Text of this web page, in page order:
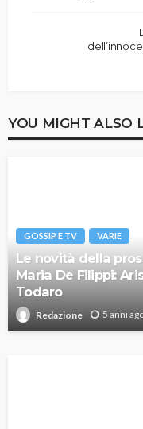
YOU MIGHT ALSO
GOSSIP E TV VARIE
Le novità della
Maria De Filippi:
Todaro
Redazione 5 anni